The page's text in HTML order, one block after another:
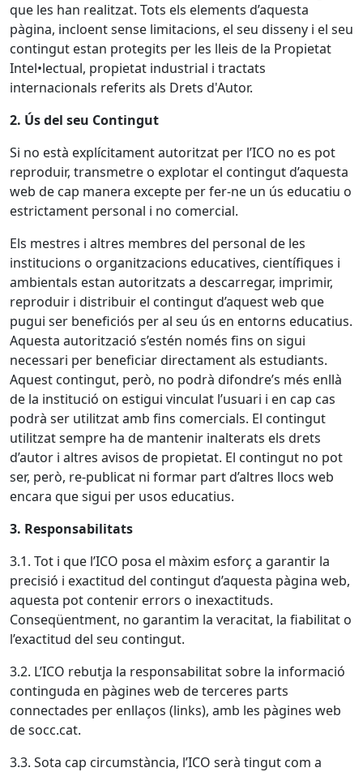
que les han realitzat. Tots els elements d’aquesta
pàgina, incloent sense limitacions, el seu disseny i el seu
contingut estan protegits per les lleis de la Propietat
Intel•lectual, propietat industrial i tractats
internacionals referits als Drets d'Autor.
2. Ús del seu Contingut
Si no està explícitament autoritzat per l’ICO no es pot
reproduir, transmetre o explotar el contingut d’aquesta
web de cap manera excepte per fer-ne un ús educatiu o
estrictament personal i no comercial.
Els mestres i altres membres del personal de les
institucions o organitzacions educatives, científiques i
ambientals estan autoritzats a descarregar, imprimir,
reproduir i distribuir el contingut d’aquest web que
pugui ser beneficiós per al seu ús en entorns educatius.
Aquesta autorització s’estén només fins on sigui
necessari per beneficiar directament als estudiants.
Aquest contingut, però, no podrà difondre’s més enllà
de la institució on estigui vinculat l’usuari i en cap cas
podrà ser utilitzat amb fins comercials. El contingut
utilitzat sempre ha de mantenir inalterats els drets
d’autor i altres avisos de propietat. El contingut no pot
ser, però, re-publicat ni formar part d’altres llocs web
encara que sigui per usos educatius.
3. Responsabilitats
3.1. Tot i que l’ICO posa el màxim esforç a garantir la
precisió i exactitud del contingut d’aquesta pàgina web,
aquesta pot contenir errors o inexactituds.
Conseqüentment, no garantim la veracitat, la fiabilitat o
l’exactitud del seu contingut.
3.2. L’ICO rebutja la responsabilitat sobre la informació
continguda en pàgines web de terceres parts
connectades per enllaços (links), amb les pàgines web
de socc.cat.
3.3. Sota cap circumstància, l’ICO serà tingut com a